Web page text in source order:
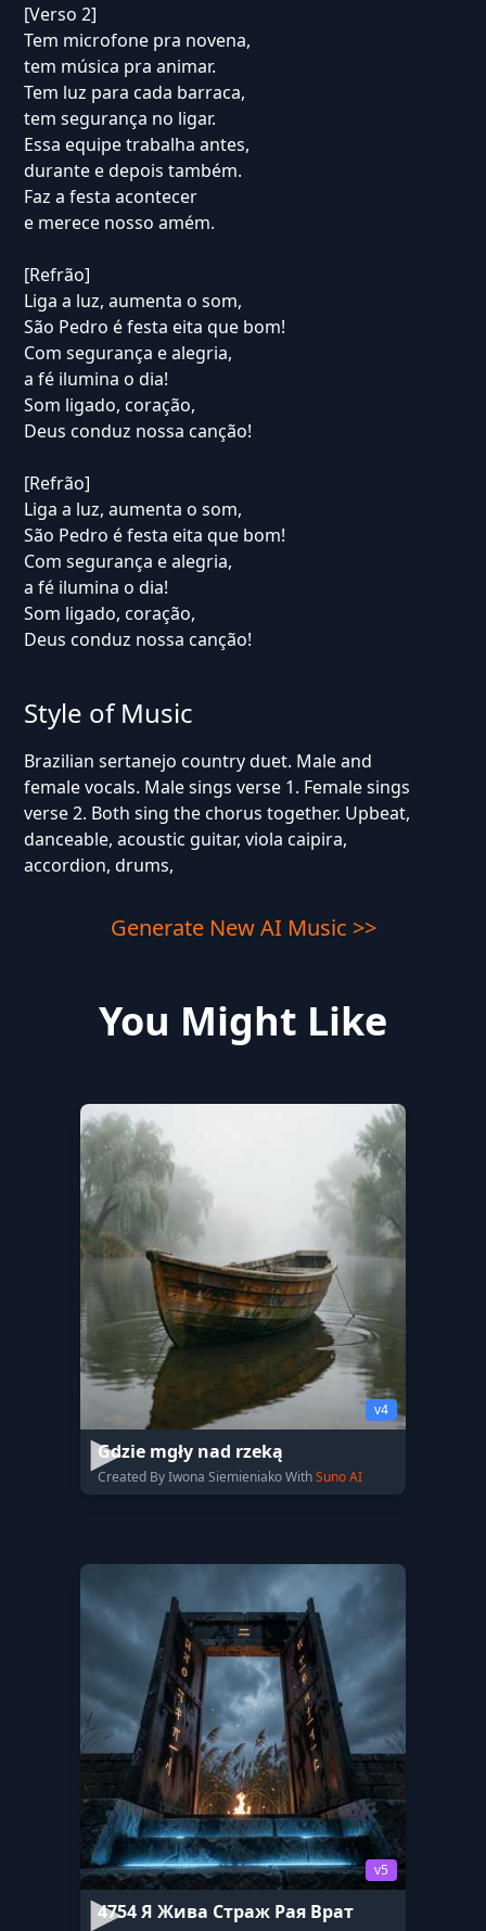
[Verso 2]
Tem microfone pra novena,
tem música pra animar.
Tem luz para cada barraca,
tem segurança no ligar.
Essa equipe trabalha antes,
durante e depois também.
Faz a festa acontecer
e merece nosso amém.
[Refrão]
Liga a luz, aumenta o som,
São Pedro é festa eita que bom!
Com segurança e alegria,
a fé ilumina o dia!
Som ligado, coração,
Deus conduz nossa canção!
[Refrão]
Liga a luz, aumenta o som,
São Pedro é festa eita que bom!
Com segurança e alegria,
a fé ilumina o dia!
Som ligado, coração,
Deus conduz nossa canção!
Style of Music
Brazilian sertanejo country duet. Male and
female vocals. Male sings verse 1. Female sings
verse 2. Both sing the chorus together. Upbeat,
danceable, acoustic guitar, viola caipira,
accordion, drums,
Generate New AI Music >>
You Might Like
v4
Gdzie mgły nad rzeką
Created By Iwona Siemieniako WithSuno AI
v5
4754 Я Жива Страж Рая Врат